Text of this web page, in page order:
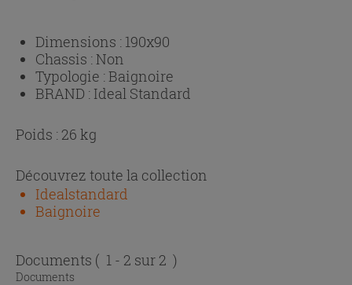
Dimensions : 190x90
Chassis :Non
Typologie :Baignoire
BRAND : Ideal Standard
Poids : 26 kg
Découvrez toute la collection
Idealstandard
Baignoire
Documents ( 1 - 2 sur 2 )
Documents